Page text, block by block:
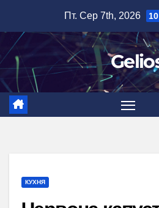
вмісту
Пт. Сер 7th, 2026
КУХНЯ